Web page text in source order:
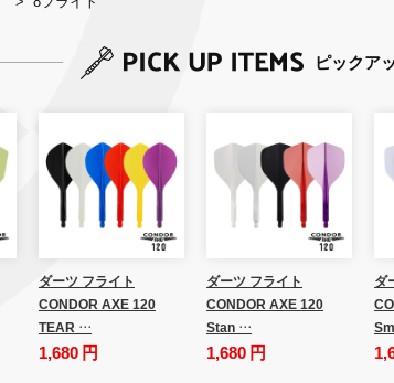
ピックア
ダーツ フライト
CONDOR AXE 120
TEAR …
1,680 円
ダーツ フライト
CONDOR AXE 120
Stan …
1,680 円
ダ